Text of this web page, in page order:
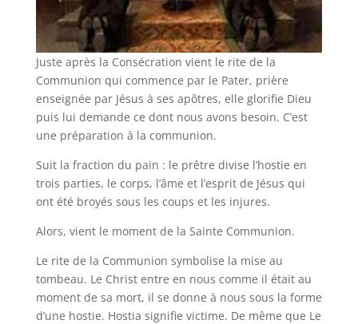
Juste après la Consécration vient le rite de la
Communion qui commence par le Pater, prière
enseignée par Jésus à ses apôtres, elle glorifie Dieu
puis lui demande ce dont nous avons besoin. C’est
une préparation à la communion.
Suit la fraction du pain : le prêtre divise l’hostie en
trois parties, le corps, l’âme et l’esprit de Jésus qui
ont été broyés sous les coups et les injures.
Alors, vient le moment de la Sainte Communion.
Le rite de la Communion symbolise la mise au
tombeau. Le Christ entre en nous comme il était au
moment de sa mort, il se donne à nous sous la forme
d’une hostie. Hostia signifie victime. De même que Le